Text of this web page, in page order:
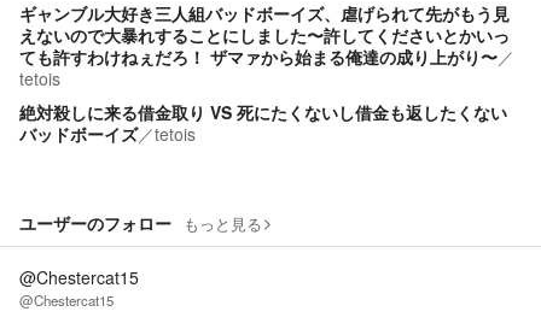
ギャンブル大好き三人組バッドボーイズ、虐げられて先がもう見
えないので大暴れすることにしました〜許してくださいとかいっ
ても許すわけねぇだろ！ ザマァから始まる俺達の成り上がり〜／
tetois
絶対殺しに来る借金取り VS 死にたくないし借金も返したくない
バッドボーイズ／tetois
ユーザーのフォロー もっと見る
@Chestercat15
@Chestercat15